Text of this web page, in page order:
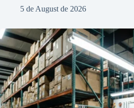
5 de August de 2026